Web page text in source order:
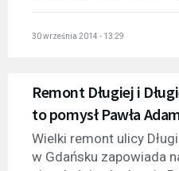
30 września 2014 - 13:29
Remont Długiej i
to pomysł Pawła
Wielki remont ulicy
w Gdańsku zapowiada